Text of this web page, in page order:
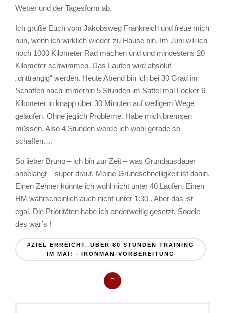
Wetter und der Tagesform ab.
Ich grüße Euch vom Jakobsweg Frankreich und freue mich
nun, wenn ich wirklich wieder zu Hause bin. Im Juni will ich
noch 1000 Kilometer Rad machen und und mindestens 20
Kilometer schwimmen. Das Laufen wird absolut
„drittrangig“ werden. Heute Abend bin ich bei 30 Grad im
Schatten nach immerhin 5 Stunden im Sattel mal Locker 6
Kilometer in knapp über 30 Minuten auf welligem Wege
gelaufen. Ohne jeglich Probleme. Habe mich bremsen
müssen. Also 4 Stunden werde ich wohl gerade so
schaffen….
So lieber Bruno – ich bin zur Zeit – was Grundausdauer
anbelangt – super drauf. Meine Grundschnelligkeit ist dahin.
Einen Zehner könnte ich wohl nicht unter 40 Laufen. Einen
HM wahrscheinlich auch nicht unter 1:30 . Aber das ist
egal. Die Prioritäten habe ich anderweitig gesetzt. Sodele –
des war’s !
#ZIEL ERREICHT. ÜBER 80 STUNDEN TRAINING
IM MAI! - IRONMAN-VORBEREITUNG